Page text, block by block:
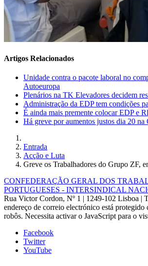
Artigos Relacionados
Unidade contra o pacote laboral no
Autoeuropa
Plenários na TK Elevadores decidem
Administração da EDP tem condições
É ainda mais premente colocar EDP e
Há greve por aumentos justos dia 20
Entrada
Acção e Luta
Greve os Trabalhadores do Grupo ZF,
CONFEDERAÇÃO GERAL DOS
PORTUGUESES - INTERSINDICAL
Rua Victor Cordon, Nº 1 | 1249-102 Lisboa |
endereço de correio electrónico está protegido
robôs. Necessita activar o JavaScript para o
Facebook
Twitter
YouTube